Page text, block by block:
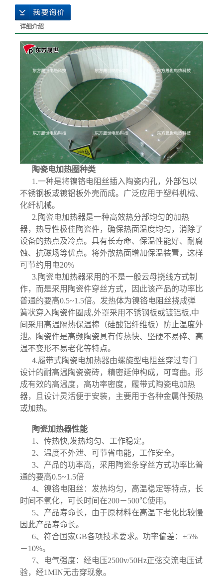
详细介绍
陶瓷电加热圈种类
1.一种是将镍铬电阻丝插入陶瓷内孔，外部包以
不锈钢板或镀铝板外壳而成。广泛应用于塑料机械、
化纤机械。
2.陶瓷电加热器是一种高效热分部均匀的加热
器，热导性极佳陶瓷件，确保热面温度均匀，消除了
设备的热点及冷点。具有长寿命、保温性能好、耐腐
蚀、抗磁场等优点。将外散热面增加保温装置，这样
可节约用电20%
3.陶瓷电加热器采用的不是一般云母挠线方式制
作，而是采用陶瓷件穿丝方式，因此该产品的功率比
普通的要高0.5~1.5倍。发热体为镍铬电阻丝挠成弹
簧状穿入陶瓷件圈成,外罩采用不锈钢板或镀铝板,中
间采用高温隔热保温棉（硅酸铝纤维板）防止温度外
泄。陶瓷件是高频陶瓷具有传热快、坚硬不易碎、高
温不变形不易老化等特点。
4.履带式陶瓷电加热器由螺旋型电阻丝穿过专门
设计的耐高温陶瓷瓷砖，精密延伸构成，可弯曲。形
成有效的高温度，高功率密度，履带式陶瓷电加热
器，且设计灵活便于安装，主要用于各种金属件预热
或加热。
陶瓷加热器性能
1、传热快,发热均匀、工作稳定。
2、温度不外泄、可节省电能，工作安全。
3、产品的功率高，采用陶瓷条穿丝方式功率比普
通的要高0.5~1.5倍
4、镍铬电阻丝：发热均匀，高温稳定等特点，长
时间不氧化，可长时间在200－500℃使用。
5、产品寿命长，由于原材料在高温下老化比较慢
因此产品寿命长。
6、符合国家GB各项技术要求。功率偏差：±5%
－10%。
7、电气强度：经电压2500v/50Hz正弦交流电压试
验，经1MIN无击穿现象。